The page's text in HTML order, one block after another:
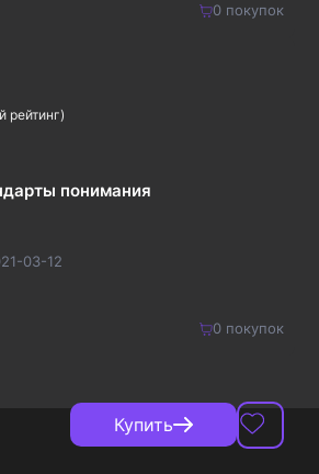
0покупок
рейтинг)
понимания
03-12
0покупок
Купить